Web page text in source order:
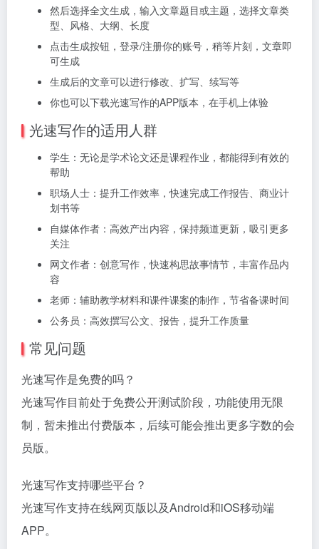
然后选择全文生成，输入文章题目或主题，选择文章类
型、风格、大纲、长度
点击生成按钮，登录/注册你的账号，稍等片刻，文章即
可生成
生成后的文章可以进行修改、扩写、续写等
你也可以下载光速写作的APP版本，在手机上体验
光速写作的适用人群
学生：无论是学术论文还是课程作业，都能得到有效的
帮助
职场人士：提升工作效率，快速完成工作报告、商业计
划书等
自媒体作者：高效产出内容，保持频道更新，吸引更多
关注
网文作者：创意写作，快速构思故事情节，丰富作品内
容
老师：辅助教学材料和课件课案的制作，节省备课时间
公务员：高效撰写公文、报告，提升工作质量
常见问题
光速写作是免费的吗？
光速写作目前处于免费公开测试阶段，功能使用无限
制，暂未推出付费版本，后续可能会推出更多字数的会
员版。
光速写作支持哪些平台？
光速写作支持在线网页版以及Android和iOS移动端
APP。